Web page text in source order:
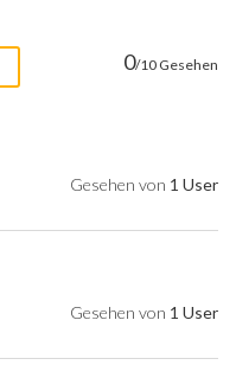
0/10 Gesehen
Gesehen von 1 User
Gesehen von 1 User